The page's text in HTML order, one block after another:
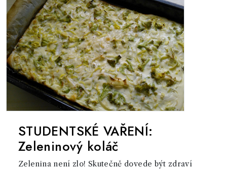
STUDENTSKÉ VAŘENÍ:
Zeleninový koláč
Zelenina není zlo! Skutečně dovede být zdraví